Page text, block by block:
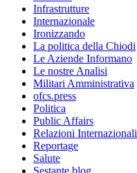
Infrastrutture
Internazionale
Ironizzando
La politica della Chiodi
Le Aziende Informano
Le nostre Analisi
Militari Amministrativa
ofcs.press
Politica
Public Affairs
Relazioni Internazionali
Reportage
Salute